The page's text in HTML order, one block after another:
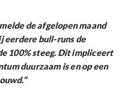
de afgelopen maand
eerdere bull-runs de
100% steeg. Dit impliceert
duurzaam is en op een